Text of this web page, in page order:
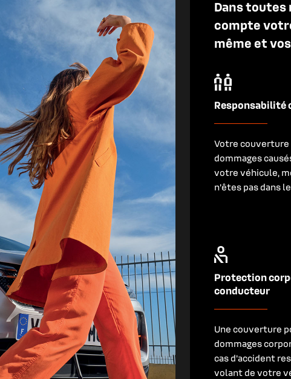
Dans toutes
compte
même et
Responsabilité
Votre couverture
dommages
votre véhicule,
n’êtes pas dans
Protection
conducteur
Une couverture
dommages
cas d'accident
volant de votre